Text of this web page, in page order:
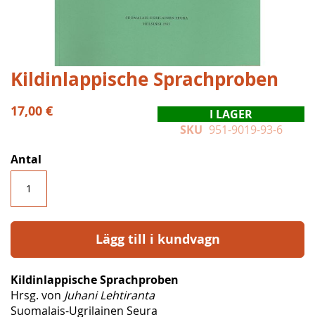
Hoppa
till
början
av
Kildinlappische Sprachproben
17,00 €
I LAGER
SKU 951-9019-93-6
Antal
Lägg till i kundvagn
Kildinlappische Sprachproben
Hrsg. von Juhani Lehtiranta
Suomalais-Ugrilainen Seura